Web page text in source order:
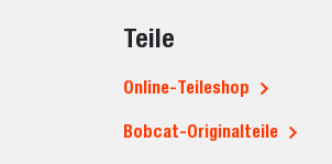
Teile
Online-Teileshop
Bobcat-Originalteile